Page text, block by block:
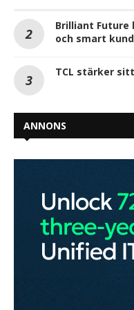
Brilliant Future
och smart
TCL stärker
ANNONS